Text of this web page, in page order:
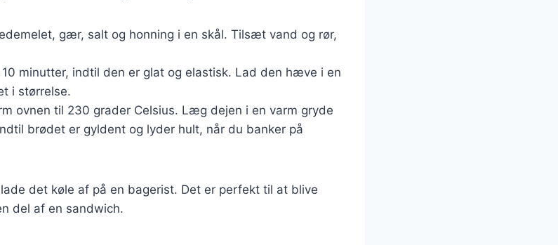
gær, salt og honning i en skål. Tilsæt vand og rør,
minutter, indtil den er glat og elastisk. Lad den hæve i en
i størrelse.
ovnen til 230 grader Celsius. Læg dejen i en varm gryde
brødet er gyldent og lyder hult, når du banker på
det køle af på en bagerist. Det er perfekt til at blive
del af en sandwich.